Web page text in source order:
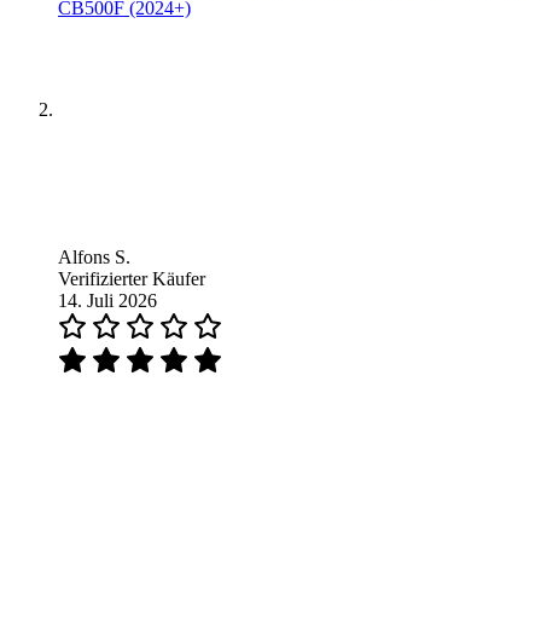
CB500F (2024+)
Alfons S.
Verifizierter Käufer
14. Juli 2026